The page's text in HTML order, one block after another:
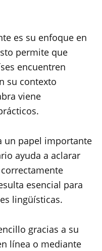
es su enfoque en
permite que
encuentren
su contexto
viene
un papel importante
ayuda a aclarar
esencial para
lingüísticas.
gracias a su
línea o mediante